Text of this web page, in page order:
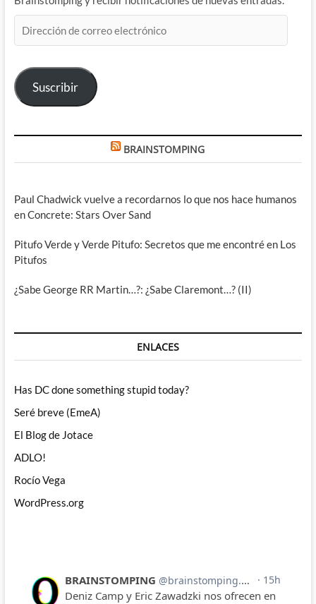
de
electrónico
Suscribir
BRAINSTOMPING
Paul Chadwick vuelve a recordarnos lo que nos hace humanos
en Concrete: Stars Over Sand
Pitufo Verde y Verde Pitufo: Secretos que me encontré en Los
Pitufos
¿Sabe George RR Martin…?: ¿Sabe Claremont…? (II)
ENLACES
Has DC done something stupid today?
Seré breve (EmeA)
El Blog de Jotace
ADLO!
Rocío Vega
WordPress.org